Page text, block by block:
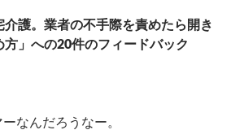
介護。業者の不手際を責めたら開き
」への20件のフィードバック
なんだろうなー。